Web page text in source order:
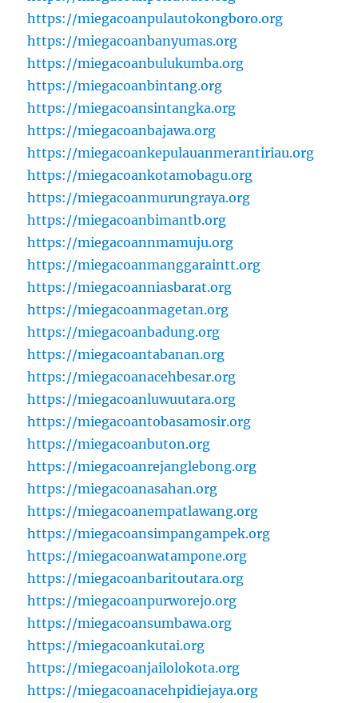
https://miegacoanpulautokongboro.org
https://miegacoanbanyumas.org
https://miegacoanbulukumba.org
https://miegacoanbintang.org
https://miegacoansintangka.org
https://miegacoanbajawa.org
https://miegacoankepulauanmerantiriau.org
https://miegacoankotamobagu.org
https://miegacoanmurungraya.org
https://miegacoanbimantb.org
https://miegacoannmamuju.org
https://miegacoanmanggaraintt.org
https://miegacoanniasbarat.org
https://miegacoanmagetan.org
https://miegacoanbadung.org
https://miegacoantabanan.org
https://miegacoanacehbesar.org
https://miegacoanluwuutara.org
https://miegacoantobasamosir.org
https://miegacoanbuton.org
https://miegacoanrejanglebong.org
https://miegacoanasahan.org
https://miegacoanempatlawang.org
https://miegacoansimpangampek.org
https://miegacoanwatampone.org
https://miegacoanbaritoutara.org
https://miegacoanpurworejo.org
https://miegacoansumbawa.org
https://miegacoankutai.org
https://miegacoanjailolokota.org
https://miegacoanacehpidiejaya.org